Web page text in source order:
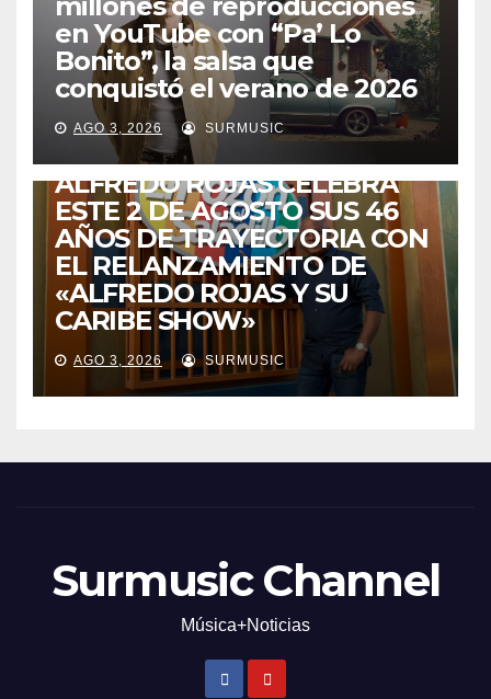
en YouTube con “Pa’ Lo
Bonito”, la salsa que
conquistó el verano de 2026
AGO 3, 2026 SURMUSIC
CABIMAS ENTRETENIMIENTO TALENTO ZULIANO
VENEZUELA
DE VUELTA A CASA:
ALFREDO ROJAS CELEBRA
ESTE 2 DE AGOSTO SUS 46
AÑOS DE TRAYECTORIA CON
EL RELANZAMIENTO DE
«ALFREDO ROJAS Y SU
CARIBE SHOW»
AGO 3, 2026 SURMUSIC
Surmusic Channel
Música+Noticias